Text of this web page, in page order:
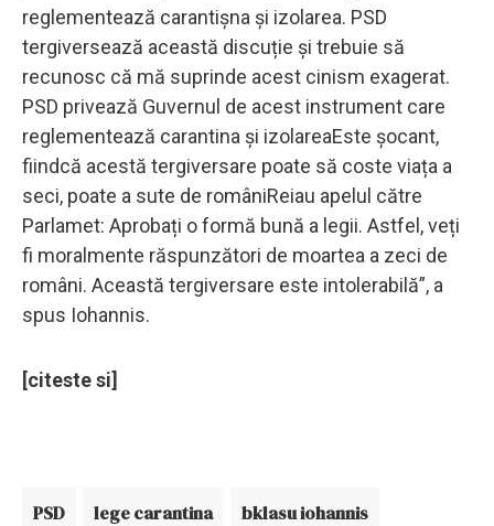
reglementează carantișna și izolarea. PSD
tergiversează această discuție și trebuie să
recunosc că mă suprinde acest cinism exagerat.
PSD privează Guvernul de acest instrument care
reglementează carantina și izolareaEste șocant,
fiindcă acestă tergiversare poate să coste viața a
seci, poate a sute de româniReiau apelul către
Parlamet: Aprobați o formă bună a legii. Astfel, veți
fi moralmente răspunzători de moartea a zeci de
români. Această tergiversare este intolerabilă”, a
spus Iohannis.
[citeste si]
PSD lege carantina bklasu iohannis